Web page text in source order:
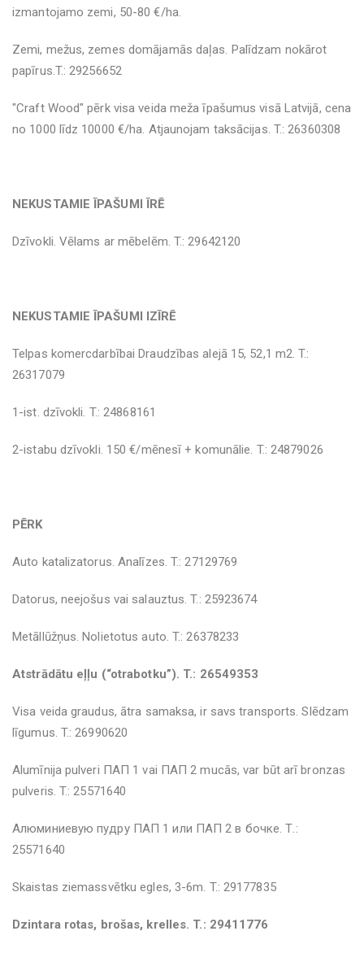
izmantojamo zemi, 50-80 €/ha.
Zemi, mežus, zemes domājamās daļas. Palīdzam nokārot
papīrus.T.: 29256652
"Craft Wood" pērk visa veida meža īpašumus visā Latvijā, cena
no 1000 līdz 10000 €/ha. Atjaunojam taksācijas. T.: 26360308
NEKUSTAMIE ĪPAŠUMI ĪRĒ
Dzīvokli. Vēlams ar mēbelēm. T.: 29642120
NEKUSTAMIE ĪPAŠUMI IZĪRĒ
Telpas komercdarbībai Draudzības alejā 15, 52,1 m2. T.:
26317079
1-ist. dzīvokli. T.: 24868161
2-istabu dzīvokli. 150 €/mēnesī + komunālie. T.: 24879026
PĒRK
Auto katalizatorus. Analīzes. T.: 27129769
Datorus, neejošus vai salauztus. T.: 25923674
Metāllūžņus. Nolietotus auto. T.: 26378233
Atstrādātu eļļu (“otrabotku”). T.: 26549353
Visa veida graudus, ātra samaksa, ir savs transports. Slēdzam
līgumus. T.: 26990620
Alumīnija pulveri ПАП 1 vai ПАП 2 mucās, var būt arī bronzas
pulveris. T.: 25571640
Aлюминиевую пудру ПАП 1 или ПАП 2 в бочкe. Т.:
25571640
Skaistas ziemassvētku egles, 3-6m. T.: 29177835
Dzintara rotas, brošas, krelles. T.: 29411776